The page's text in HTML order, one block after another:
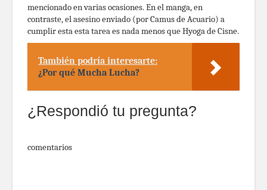
mencionado en varias ocasiones. En el manga, en
contraste, el asesino enviado (por Camus de Acuario) a
cumplir esta esta tarea es nada menos que Hyoga de Cisne.
También podría interesarte:
¿Por qué Mucha Lucha?
¿Respondió tu pregunta?
comentarios